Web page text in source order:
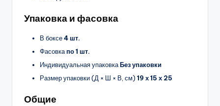
Упаковка и фасовка
В боксе4 шт.
Фасовкапо 1 шт.
Индивидуальная упаковкаБез упаковки
Размер упаковки (Д × Ш × В, см) 19 х 15 х 25
Общие